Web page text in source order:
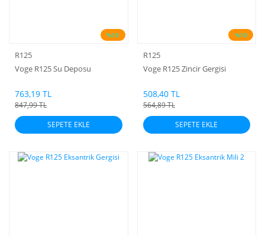
%10
R125
Voge R125 Su Deposu
763,19 TL
847,99 TL
SEPETE EKLE
%10
R125
Voge R125 Zincir Gergisi
508,40 TL
564,89 TL
SEPETE EKLE